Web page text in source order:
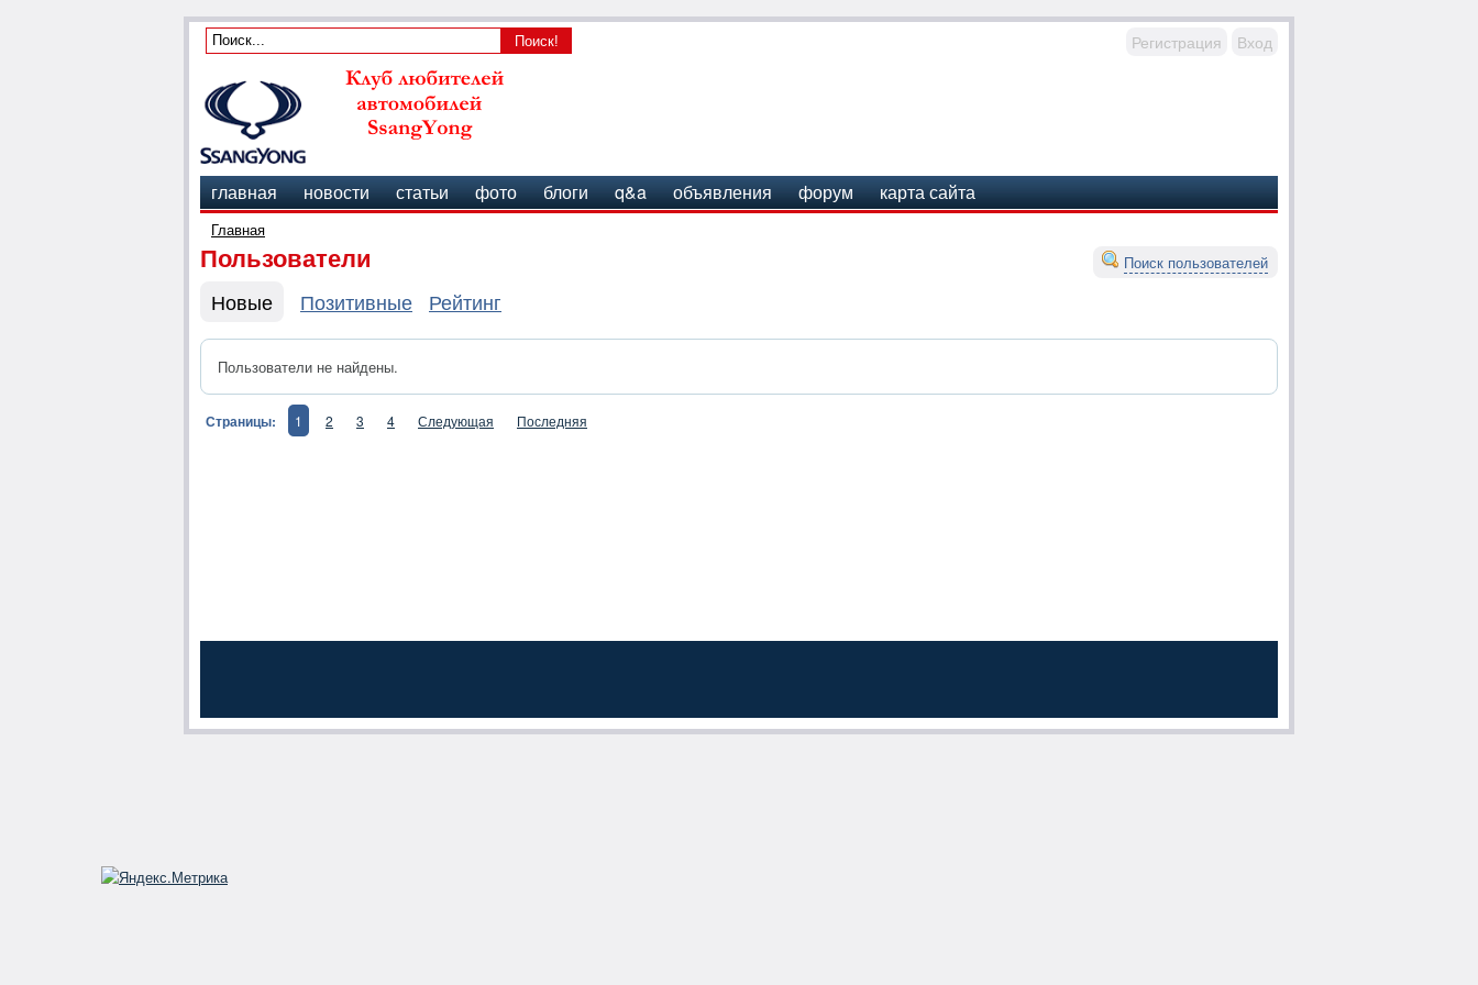
Регистрация Вход
главная новости статьи фото блоги q&a объявления форум карта сайта
Главная
Поиск пользователей
Пользователи
Новые Позитивные Рейтинг
Пользователи не найдены.
Страницы: 1 2 3 4 Следующая Последняя